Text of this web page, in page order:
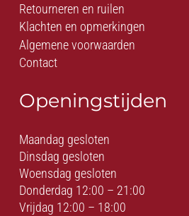
Retourneren en ruilen
Klachten en opmerkingen
Algemene voorwaarden
Contact
Openingstijden
Maandag gesloten
Dinsdag gesloten
Woensdag gesloten
Donderdag 12:00 – 21:00
Vrijdag 12:00 – 18:00